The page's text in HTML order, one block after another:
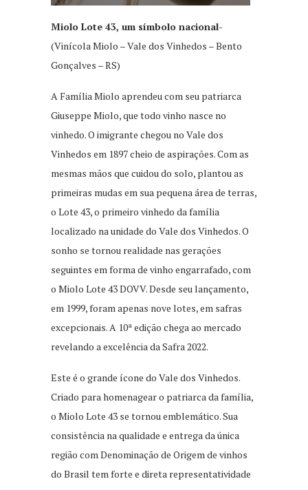
Miolo Lote 43, um símbolo nacional-
(Vinícola Miolo – Vale dos Vinhedos – Bento
Gonçalves – RS)
A Família Miolo aprendeu com seu patriarca
Giuseppe Miolo, que todo vinho nasce no
vinhedo. O imigrante chegou no Vale dos
Vinhedos em 1897 cheio de aspirações. Com as
mesmas mãos que cuidou do solo, plantou as
primeiras mudas em sua pequena área de terras,
o Lote 43, o primeiro vinhedo da família
localizado na unidade do Vale dos Vinhedos. O
sonho se tornou realidade nas gerações
seguintes em forma de vinho engarrafado, com
o Miolo Lote 43 DOVV. Desde seu lançamento,
em 1999, foram apenas nove lotes, em safras
excepcionais. A 10ª edição chega ao mercado
revelando a excelência da Safra 2022.
Este é o grande ícone do Vale dos Vinhedos.
Criado para homenagear o patriarca da família,
o Miolo Lote 43 se tornou emblemático. Sua
consistência na qualidade e entrega da única
região com Denominação de Origem de vinhos
do Brasil tem forte e direta representatividade